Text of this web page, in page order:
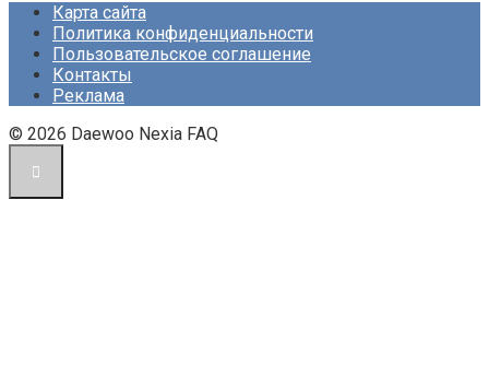
Карта сайта
Политика конфиденциальности
Пользовательское соглашение
Контакты
Реклама
© 2026 Daewoo Nexia FAQ